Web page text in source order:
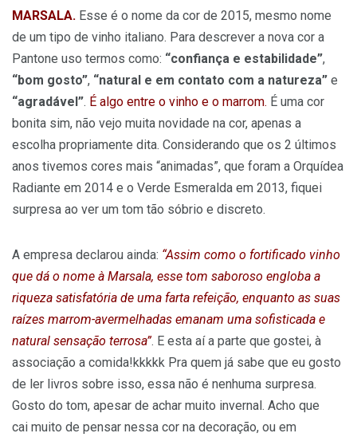
MARSALA. Esse é o nome da cor de 2015, mesmo nome
de um tipo de vinho italiano. Para descrever a nova cor a
Pantone uso termos como: “confiança e estabilidade”,
“bom gosto”, “natural e em contato com a natureza” e
“agradável”. É algo entre o vinho e o marrom. É uma cor
bonita sim, não vejo muita novidade na cor, apenas a
escolha propriamente dita. Considerando que os 2 últimos
anos tivemos cores mais “animadas”, que foram a Orquídea
Radiante em 2014 e o Verde Esmeralda em 2013, fiquei
surpresa ao ver um tom tão sóbrio e discreto.
A empresa declarou ainda: “Assim como o fortificado vinho
que dá o nome à Marsala, esse tom saboroso engloba a
riqueza satisfatória de uma farta refeição, enquanto as suas
raízes marrom-avermelhadas emanam uma sofisticada e
natural sensação terrosa”. E esta aí a parte que gostei, à
associação a comida!kkkkk Pra quem já sabe que eu gosto
de ler livros sobre isso, essa não é nenhuma surpresa.
Gosto do tom, apesar de achar muito invernal. Acho que
cai muito de pensar nessa cor na decoração, ou em